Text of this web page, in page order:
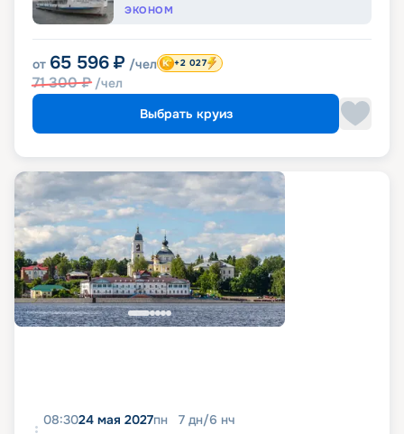
ЭКОНОМ
от 65 596 ₽ /чел
71 300₽ /чел
+2 027
Выбрать круиз
08:3024 мая 2027пн 7 дн/6 нч